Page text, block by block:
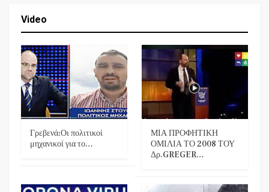
Video
Γρεβενά:Οι πολιτικοί
μηχανικοί για το…
ΜΙΑ ΠΡΟΦΗΤΙΚΗ
ΟΜΙΛΙΑ ΤΟ 2008 ΤΟΥ
Δρ.GREGER…